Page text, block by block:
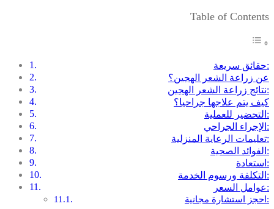
Table of Contents
حقائق سريعة:
عن زراعة الشعر الهجين؟
نتائج زراعة الشعر الهجين:
كيف يتم علاجها جراحيا؟
التحضير للعملية:
الإجراء الجراحي:
تعليمات الرعاية المنزلية:
الفوائد الصحية:
استعادة:
التكلفة ورسوم الخدمة:
عوامل السعر:
احجز استشارة مجانية: